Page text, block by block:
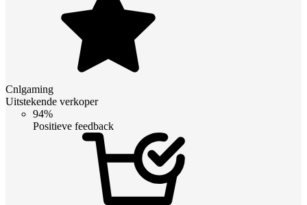
Cnlgaming
Uitstekende verkoper
94%
Positieve feedback